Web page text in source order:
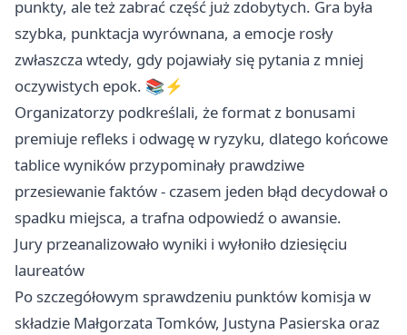
punkty, ale też zabrać część już zdobytych. Gra była
szybka, punktacja wyrównana, a emocje rosły
zwłaszcza wtedy, gdy pojawiały się pytania z mniej
oczywistych epok. 📚⚡
Organizatorzy podkreślali, że format z bonusami
premiuje refleks i odwagę w ryzyku, dlatego końcowe
tablice wyników przypominały prawdziwe
przesiewanie faktów - czasem jeden błąd decydował o
spadku miejsca, a trafna odpowiedź o awansie.
Jury przeanalizowało wyniki i wyłoniło dziesięciu
laureatów
Po szczegółowym sprawdzeniu punktów komisja w
składzie Małgorzata Tomków, Justyna Pasierska oraz